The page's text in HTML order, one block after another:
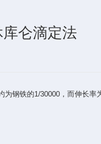
仑滴定法
钢铁的1/30000，而伸长率